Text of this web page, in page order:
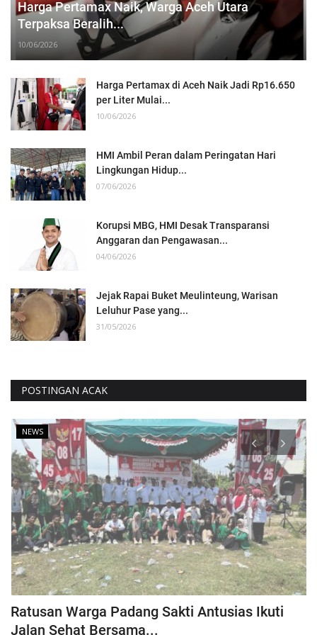
Harga Pertamax Naik, Warga Aceh Utara
Terpaksa Beralih...
10/06/2026
Harga Pertamax di Aceh Naik Jadi Rp16.650
per Liter Mulai...
10/06/2026
HMI Ambil Peran dalam Peringatan Hari
Lingkungan Hidup...
07/06/2026
Korupsi MBG, HMI Desak Transparansi
Anggaran dan Pengawasan...
04/06/2026
Jejak Rapai Buket Meulinteung, Warisan
Leluhur Pase yang...
31/05/2026
POSTINGAN ACAK
NEWS
Ratusan Warga Padang Sakti Antusias Ikuti
Jalan Sehat Bersama...